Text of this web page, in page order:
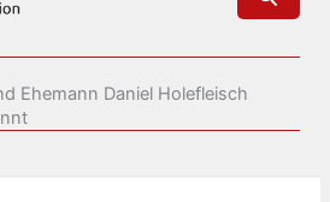
Ehemann Daniel Holefleisch